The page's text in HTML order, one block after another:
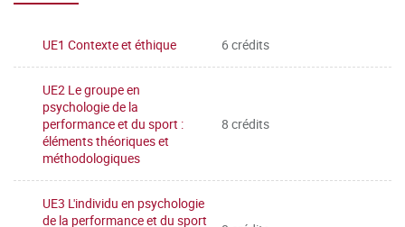
UE1 Contexte et éthique 6 crédits
UE2 Le groupe en
psychologie de la
performance et du sport :
éléments théoriques et
méthodologiques
8 crédits
UE3 L'individu en psychologie
de la performance et du sport